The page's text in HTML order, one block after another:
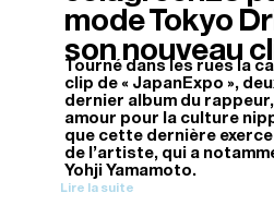
mode Tokyo
son nouveau
Tourné dans les rues la
clip de « JapanExpo »,
dernier album du
amour pour la culture
que cette dernière
de l’artiste, qui a
Yohji Yamamoto.
Lire la suite